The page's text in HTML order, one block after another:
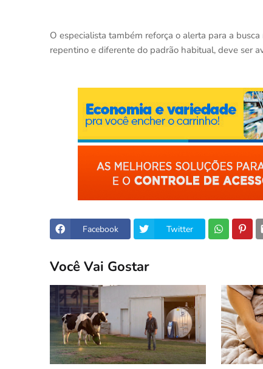
O especialista também reforça o alerta para a
repentino e diferente do padrão habitual, deve ser
Facebook Twitter
Você Vai Gostar